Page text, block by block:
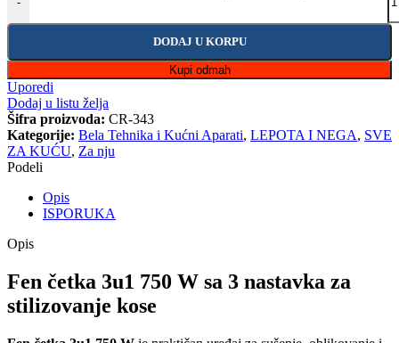
DODAJ U KORPU
Kupi odmah
Uporedi
Dodaj u listu želja
Šifra proizvoda: CR-343
Kategorije: Bela Tehnika i Kućni Aparati, LEPOTA I NEGA, SVE
ZA KUĆU, Za nju
Podeli
Opis
ISPORUKA
Opis
Fen četka 3u1 750 W sa 3 nastavka za
stilizovanje kose